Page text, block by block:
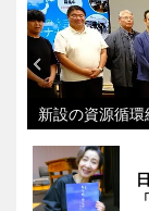
新設の資源循